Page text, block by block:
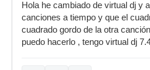
Hola he cambiado de virtual dj y
canciones a tiempo y que el
cuadrado gordo de la otra
puedo hacerlo , tengo virtual dj